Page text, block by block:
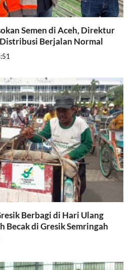
Semen di Aceh, Direktur
Berjalan Normal
Berbagi di Hari Ulang
Becak di Gresik Semringah